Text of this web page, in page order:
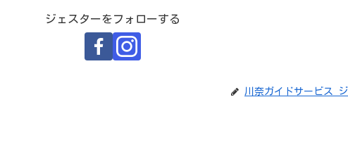
ジェスターをフォローする
川奈ガイドサービス